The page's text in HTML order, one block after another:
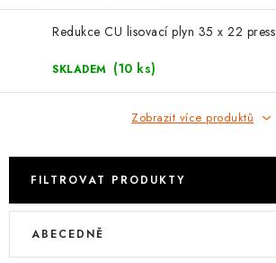
🎁 ODMĚNY ZA BODY
KONTAKT
TOPENÁŘSKÁ AKADEMIE
OBCHODNÍ PODMÍNKY
Redukce CU lisovací plyn 35 x 22 press
SKLADEM (10 ks)
Zobrazit více produktů
FILTROVAT PRODUKTY
V
Ř ABECEDNĚ